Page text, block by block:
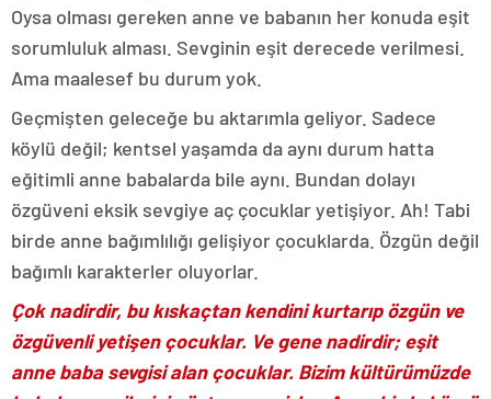
Oysa olması gereken anne ve babanın her konuda eşit
sorumluluk alması. Sevginin eşit derecede verilmesi.
Ama maalesef bu durum yok.
Geçmişten geleceğe bu aktarımla geliyor. Sadece
köylü değil; kentsel yaşamda da aynı durum hatta
eğitimli anne babalarda bile aynı. Bundan dolayı
özgüveni eksik sevgiye aç çocuklar yetişiyor. Ah! Tabi
birde anne bağımlılığı gelişiyor çocuklarda. Özgün değil
bağımlı karakterler oluyorlar.
Çok nadirdir, bu kıskaçtan kendini kurtarıp özgün ve
özgüvenli yetişen çocuklar. Ve gene nadirdir; eşit
anne baba sevgisi alan çocuklar. Bizim kültürümüzde